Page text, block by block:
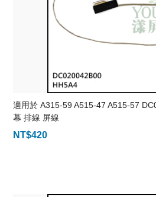
適用於 A315-59 A515-47 A515-57
幕 排線 屏線
NT$420